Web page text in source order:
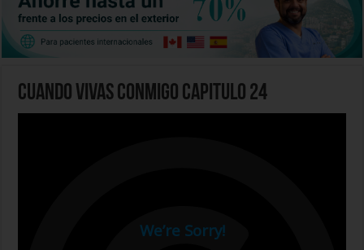
Cuando Vivas Conmigo Capitulo 24